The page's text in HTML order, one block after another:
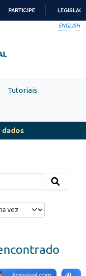
PARTICIPE
ENGLISH
Tutoriais
dados